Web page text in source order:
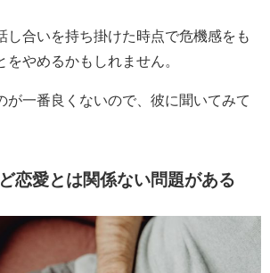
し合いを持ち掛けた時点で危機感をも
をやめるかもしれません。
が一番良くないので、彼に聞いてみて
恋愛とは関係ない問題がある